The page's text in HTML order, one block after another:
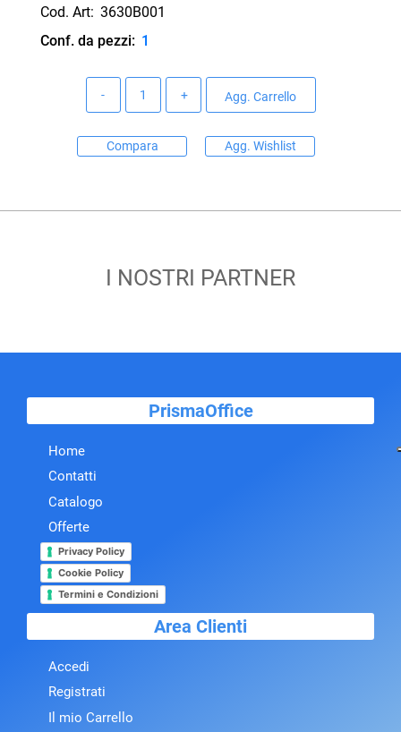
Cod. Art: 3630B001
Conf. da pezzi: 1
Agg. Carrello
Compara Agg. Wishlist
I NOSTRI PARTNER
PrismaOffice
Home
Contatti
Catalogo
Offerte
Privacy Policy
Cookie Policy
Termini e Condizioni
Area Clienti
Accedi
Registrati
Il mio Carrello